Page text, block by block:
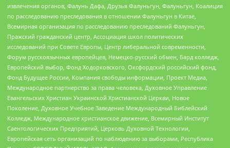
извлечения органов, Фалунь Дафа, Друзья Фалуньгун, Фалуньгун, Коалиция
по расследованию преследования в отношении Фалуньгун в Китае,
Всемирная организация по расследованию преследований Фалуньгун,
Пражский гражданский центр, Ассоциация школ политических
исследований при Совете Европы, Центр либеральной современности,
Форум русскоязычных европейцев, Немецко-русский обмен, Бард колледж,
Европейский выбор, Фонд Ходорковского, Оксфордский российский фонд,
Фонд Будущее России, Компания свободы информации, Проект Медиа,
Международное партнерство за права человека, Духовное Управление
Евангельских Христиан Украинской Христианской Церкви, Новое
Поколение, Духовное Учебное Заведение Международный Библейский
Колледж, Международное христианское движение, Всемирный Институт
Саентологических Предприятий, Церковь Духовной Технологии,
Европейская сеть организаций по наблюдению за выборами, Республика